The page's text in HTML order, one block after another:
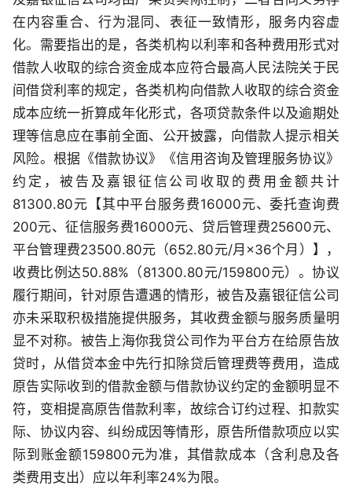
在内容重合、行为混同、表征一致情形，服务内容虚
化。需要指出的是，各类机构以利率和各种费用形式对
借款人收取的综合资金成本应符合最高人民法院关于民
间借贷利率的规定，各类机构向借款人收取的综合资金
成本应统一折算成年化形式，各项贷款条件以及逾期处
理等信息应在事前全面、公开披露，向借款人提示相关
风险。根据《借款协议》《信用咨询及管理服务协议》
约定，被告及嘉银征信公司收取的费用金额共计
81300.80元【其中平台服务费16000元、委托查询费
200元、征信服务费16000元、贷后管理费25600元、
平台管理费23500.80元（652.80元/月×36个月）】，
收费比例达50.88%（81300.80元/159800元）。协议
履行期间，针对原告遭遇的情形，被告及嘉银征信公司
亦未采取积极措施提供服务，其收费金额与服务质量明
显不对称。被告上海你我贷公司作为平台方在给原告放
贷时，从借贷本金中先行扣除贷后管理费等费用，造成
原告实际收到的借款金额与借款协议约定的金额明显不
符，变相提高原告借款利率，故综合订约过程、扣款实
际、协议内容、纠纷成因等情形，原告所借款项应以实
际到账金额159800元为准，其借款成本（含利息及各
类费用支出）应以年利率24%为限。